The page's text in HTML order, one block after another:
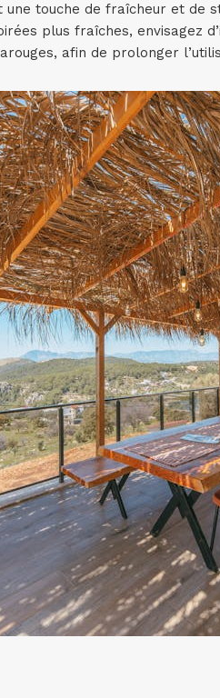
touche de fraîcheur et de
plus fraîches, envisagez
afin de prolonger